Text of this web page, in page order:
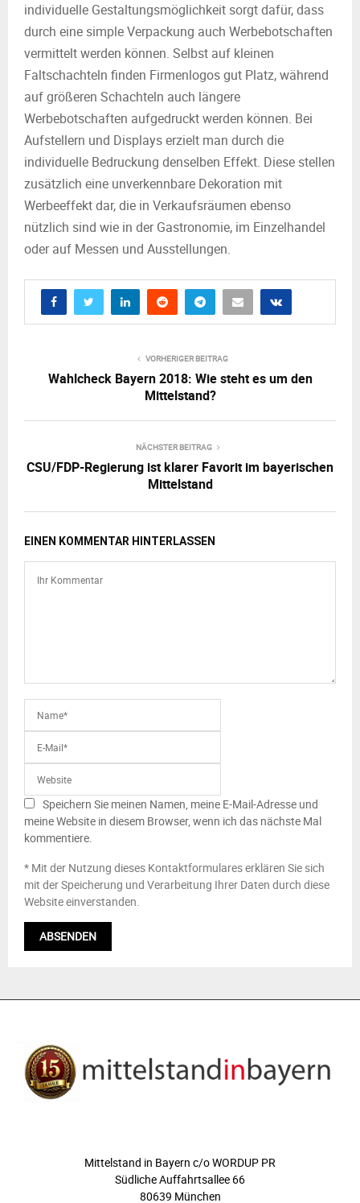
individuelle Gestaltungsmöglichkeit sorgt dafür, dass
durch eine simple Verpackung auch Werbebotschaften
vermittelt werden können. Selbst auf kleinen
Faltschachteln finden Firmenlogos gut Platz, während
auf größeren Schachteln auch längere
Werbebotschaften aufgedruckt werden können. Bei
Aufstellern und Displays erzielt man durch die
individuelle Bedruckung denselben Effekt. Diese stellen
zusätzlich eine unverkennbare Dekoration mit
Werbeeffekt dar, die in Verkaufsräumen ebenso
nützlich sind wie in der Gastronomie, im Einzelhandel
oder auf Messen und Ausstellungen.
VORHERIGER BEITRAG
Wahlcheck Bayern 2018: Wie steht es um den
Mittelstand?
NÄCHSTER BEITRAG
CSU/FDP-Regierung ist klarer Favorit im bayerischen
Mittelstand
EINEN KOMMENTAR HINTERLASSEN
Speichern Sie meinen Namen, meine E-Mail-Adresse und
meine Website in diesem Browser, wenn ich das nächste Mal
kommentiere.
* Mit der Nutzung dieses Kontaktformulares erklären Sie sich
mit der Speicherung und Verarbeitung Ihrer Daten durch diese
Website einverstanden.
Mittelstand in Bayern c/o WORDUP PR
Südliche Auffahrtsallee 66
80639 München